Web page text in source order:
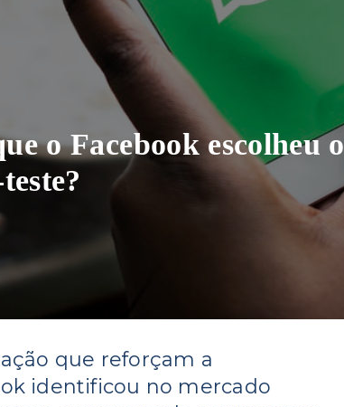
o Facebook escolheu o
que reforçam a
identificou no mercado